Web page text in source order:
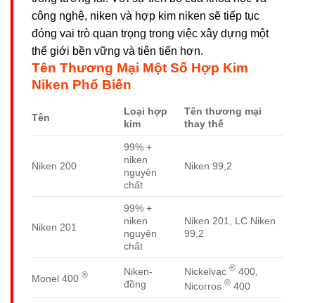
công nghệ, niken và hợp kim niken sẽ tiếp tục
đóng vai trò quan trọng trong việc xây dựng một
thế giới bền vững và tiên tiến hơn.
Tên Thương Mại Một Số Hợp Kim
Niken Phổ Biến
Tên
Loại hợp
kim
Tên thương mại
thay thế
Niken 200
99% +
niken
nguyên
chất
Niken 99,2
Niken 201
99% +
niken
nguyên
chất
Niken 201, LC Niken
99,2
Monel 400 ®
Niken-
đồng
Nickelvac® 400,
Nicorros® 400